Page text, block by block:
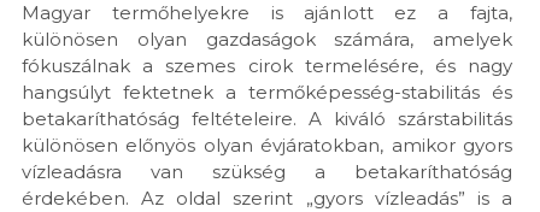
Magyar termőhelyekre is ajánlott ez a fajta,
különösen olyan gazdaságok számára, amelyek
fókuszálnak a szemes cirok termelésére, és nagy
hangsúlyt fektetnek a termőképesség-stabilitás és
betakaríthatóság feltételeire. A kiváló szárstabilitás
különösen előnyös olyan évjáratokban, amikor gyors
vízleadásra van szükség a betakaríthatóság
érdekében. Az oldal szerint „gyors vízleadás” is a